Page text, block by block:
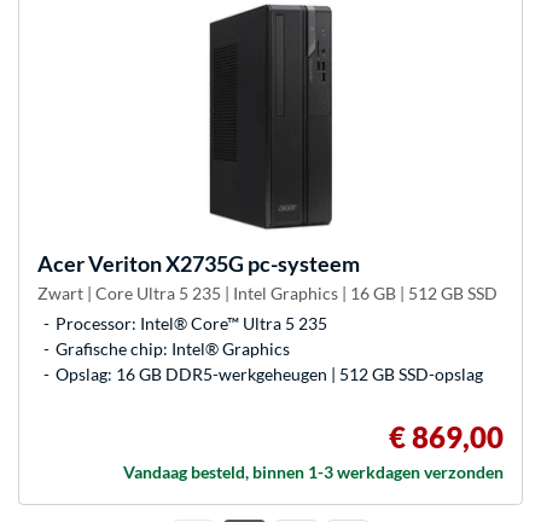
AcerVeriton X2735G pc-systeem
Zwart | Core Ultra 5 235 | Intel Graphics | 16 GB | 512 GB SSD
Processor: Intel® Core™ Ultra 5 235
Grafische chip: Intel® Graphics
Opslag: 16 GB DDR5-werkgeheugen | 512 GB SSD-opslag
€ 869,00
Vandaag besteld, binnen 1-3 werkdagen verzonden